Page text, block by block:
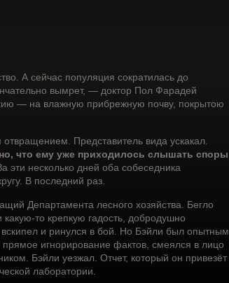
А сейчас популяция сократилась до
вымрет, — доктор Пол Фарадей
— на влажную прибрежную почву, покрытою
Представитель вида ускакал.
что ему уже приходилось слышать споры
несколько дней оба собеседника
В последний раз.
Департамента лесного хозяйства. Бегло
то крепкую гадость, добродушно
вскипел и ринулся в бой. Но Бэйли был опытным
игнорирование фактов, смеялся в лицо
Бэйли уезжал. Отчет, который он привезёт
лаборатории.